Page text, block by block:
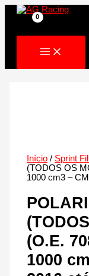
Skip
Início / Sprint
(TODOS OS
1000 cm3 –
(O.E.
1000